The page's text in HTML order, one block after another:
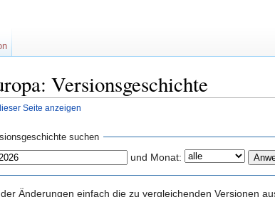
Versionsgeschichte
Seite anzeigen
suchen
und Monat:
Änderungen einfach die zu vergleichenden Versionen